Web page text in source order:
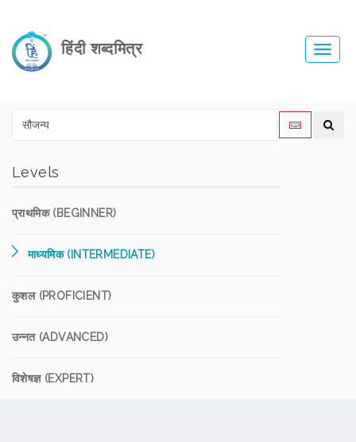
हिंदी शब्दमित्र
Levels
प्राथमिक (BEGINNER)
माध्यमिक (INTERMEDIATE)
कुशल (PROFICIENT)
उन्नत (ADVANCED)
विशेषज्ञ (EXPERT)